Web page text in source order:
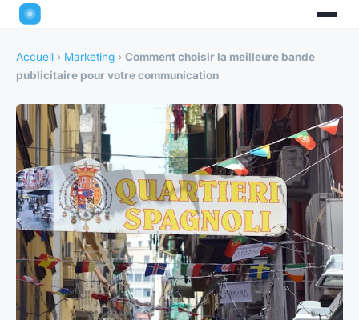
Accueil › Marketing › Comment choisir la meilleure bande
publicitaire pour votre communication